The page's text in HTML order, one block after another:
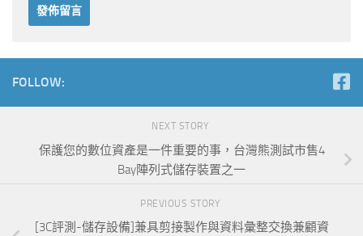
FOLLOW:
NEXT STORY
保護您的數位資產是一件重要的事，台灣熊測試市售4
Bay陣列式儲存裝置之一
PREVIOUS STORY
[3C評測-儲存設備]兼具剪接製作與資料彙整交換兼顧資